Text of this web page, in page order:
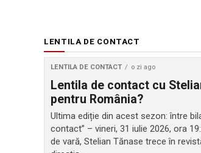
LENTILA DE CONTACT
LENTILA DE CONTACT o zi ago
Lentila de contact cu
pentru România?
Ultima ediție din acest sezon: între
contact” – vineri, 31 iulie 2026, ora
de vară, Stelian Tănase trece în